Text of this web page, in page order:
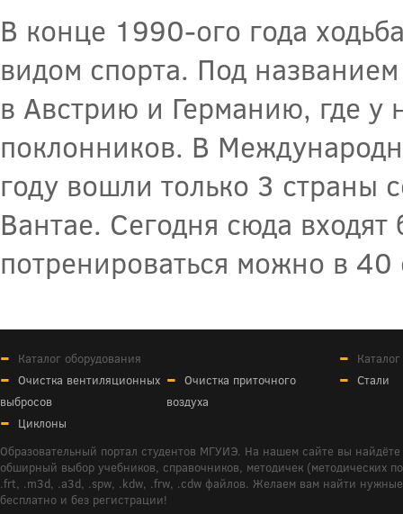
В конце 1990-ого года
видом спорта. Под
в Австрию и Германию, где у
поклонников. В
году вошли только 3 страны
Вантае. Сегодня сюда
потренироваться можно в 40
Каталог оборудования
Очистка вентиляционных
выбросов
Очистка приточного
воздуха
Циклоны
Стали
Образовательный портал студентов МГУИЭ. На нашем сайте вы
обширный выбор учебников, справочников, методичек (методических
.frt, .m3d, .a3d, .spw, .kdw, .frw, .cdw файлов. Желаем вам найти
бесплатно и без регистрации!